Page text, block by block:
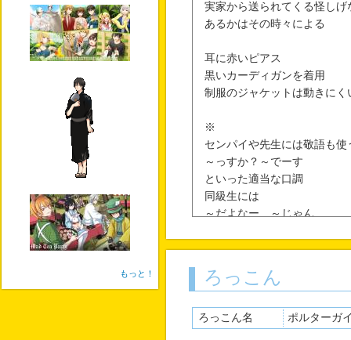
実家から送られてくる怪し
あるかはその時々による
耳に赤いピアス
黒いカーディガンを着用
制服のジャケットは動きにく
※
センパイや先生には敬語も使
～っすか？～でーす
といった適当な口調
同級生には
～だよなー、～じゃん
ろっこん
ろっこん名 ポルターガ
もっと！